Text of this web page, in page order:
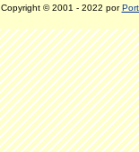
Copyright © 2001 - 2022 por